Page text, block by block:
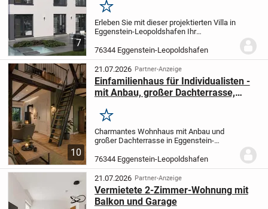
7
Merken
Erleben Sie mit dieser projektierten Villa in
Eggenstein-Leopoldshafen Ihr
Ihren Wünschen und Vorstellungen
gestaltet wird. Auf einer Wohnfläche von
166,69 m²...
76344 Eggenstein-Leopoldshafen
10
21.07.2026 Partner-Anzeige
Einfamilienhaus für Individualisten -
mit Anbau, großer Dachterrasse,
Merken
Charmantes Wohnhaus mit Anbau und
großer Dachterrasse in Eggenstein-
großen Grundstück befindet sich das
charmante, ca. 1938 erbaute und in den
Jahren 1982/84...
76344 Eggenstein-Leopoldshafen
21.07.2026 Partner-Anzeige
Vermietete 2-Zimmer-Wohnung mit
Balkon und Garage